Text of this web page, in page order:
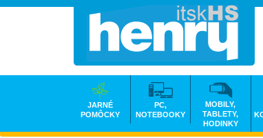
JARNÉ
POMÔCKY
PC,
NOTEBOOKY
MOBILY,
TABLETY,
HODINKY